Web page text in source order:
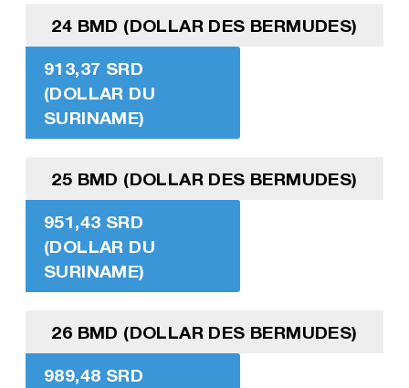
24 BMD (DOLLAR DES BERMUDES)
913,37 SRD
(DOLLAR DU
SURINAME)
25 BMD (DOLLAR DES BERMUDES)
951,43 SRD
(DOLLAR DU
SURINAME)
26 BMD (DOLLAR DES BERMUDES)
989,48 SRD